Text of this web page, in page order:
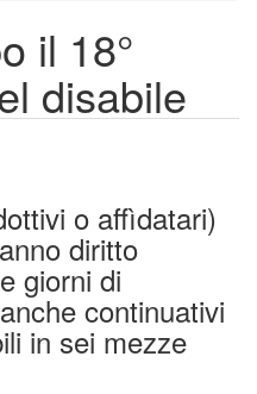
il 18°
disabile
o affìdatari)
diritto
giorni di
continuativi
in sei mezze